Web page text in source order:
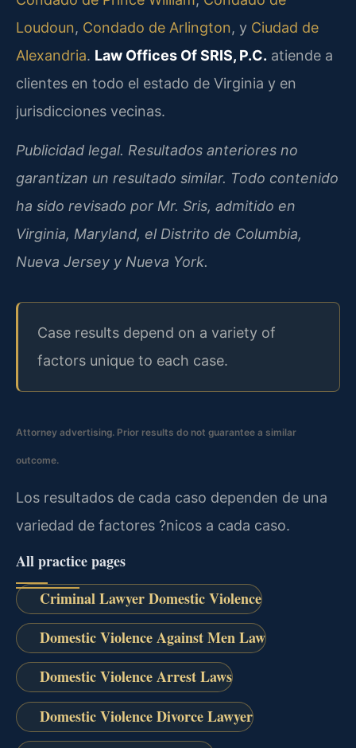
Loudoun, Condado de Arlington, y Ciudad de
Alexandria. Law Offices Of SRIS, P.C. atiende a
clientes en todo el estado de Virginia y en
jurisdicciones vecinas.
Publicidad legal. Resultados anteriores no
garantizan un resultado similar. Todo contenido
ha sido revisado por Mr. Sris, admitido en
Virginia, Maryland, el Distrito de Columbia,
Nueva Jersey y Nueva York.
Case results depend on a variety of
factors unique to each case.
Attorney advertising. Prior results do not guarantee a similar
outcome.
Los resultados de cada caso dependen de una
variedad de factores ?nicos a cada caso.
All practice pages
Criminal Lawyer Domestic Violence
Domestic Violence Against Men Law
Domestic Violence Arrest Laws
Domestic Violence Divorce Lawyer